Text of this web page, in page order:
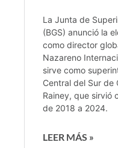
La Junta de
(BGS) anunció la
como director
Nazareno
sirve como
Central del Sur de
Rainey, que sirvió
de 2018 a 2024.
LEER MÁS »